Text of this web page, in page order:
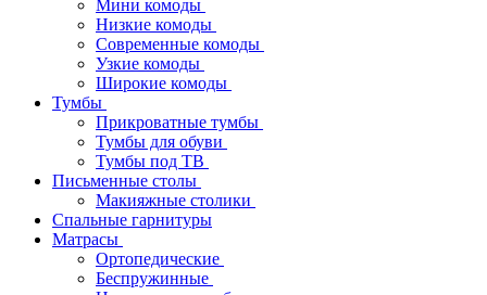
Мини комоды
Низкие комоды
Современные комоды
Узкие комоды
Широкие комоды
Тумбы
Прикроватные тумбы
Тумбы для обуви
Тумбы под ТВ
Письменные столы
Макияжные столики
Спальные гарнитуры
Матрасы
Ортопедические
Беспружинные